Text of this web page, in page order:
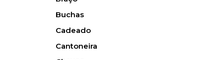
Buchas
Cadeado
Cantoneira